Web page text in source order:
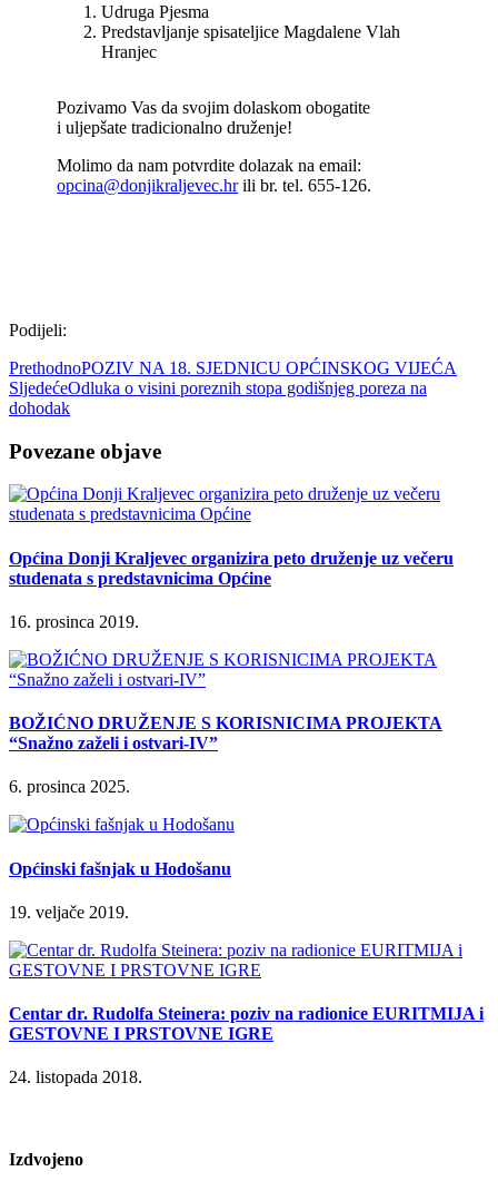
Udruga Pjesma
Predstavljanje spisateljice Magdalene Vlah
Hranjec
Pozivamo Vas da svojim dolaskom obogatite
i uljepšate tradicionalno druženje!
Molimo da nam potvrdite dolazak na email:
opcina@donjikraljevec.hrili br. tel. 655-126.
Podijeli:
PrethodnoPOZIV NA 18. SJEDNICU OPĆINSKOG VIJEĆA
SljedećeOdluka o visini poreznih stopa godišnjeg poreza na
dohodak
Povezane objave
Općina Donji Kraljevec organizira peto druženje uz večeru
studenata s predstavnicima Općine
16. prosinca 2019.
BOŽIĆNO DRUŽENJE S KORISNICIMA PROJEKTA
“Snažno zaželi i ostvari-IV”
6. prosinca 2025.
Općinski fašnjak u Hodošanu
19. veljače 2019.
Centar dr. Rudolfa Steinera: poziv na radionice EURITMIJA i
GESTOVNE I PRSTOVNE IGRE
24. listopada 2018.
Izdvojeno